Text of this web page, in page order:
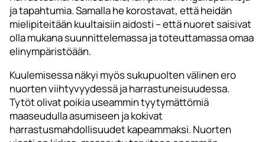
ja tapahtumia. Samalla he korostavat, että heidän
mielipiteitään kuultaisiin aidosti – että nuoret saisivat
olla mukana suunnittelemassa ja toteuttamassa omaa
elinympäristöään.
Kuulemisessa näkyi myös sukupuolten välinen ero
nuorten viihtyvyydessä ja harrastuneisuudessa.
Tytöt olivat poikia useammin tyytymättömiä
maaseudulla asumiseen ja kokivat
harrastusmahdollisuudet kapeammaksi. Nuorten